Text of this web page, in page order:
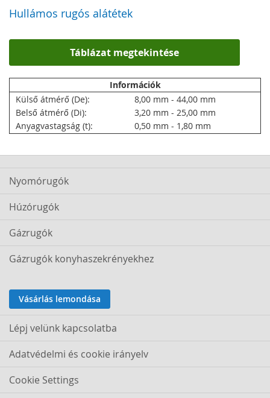
Hullámos rugós alátétek
Táblázat megtekintése
Információk
Külső átmérő (De):
8,00 mm - 44,00 mm
Belső átmérő (Di):
3,20 mm - 25,00 mm
Anyagvastagság (t):
0,50 mm - 1,80 mm
Nyomórugók
Húzórugók
Gázrugók
Gázrugók konyhaszekrényekhez
Vásárlás lemondása
Lépj velünk kapcsolatba
Adatvédelmi és cookie irányelv
Cookie Settings